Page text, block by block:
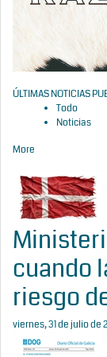
ÚLTIMAS NOTICIAS
Todo
Noticias
More
cuando
riesgo
viernes, 31 de julio de